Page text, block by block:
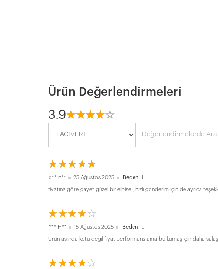
Ürün Değerlendirmeleri
3.9☆☆☆☆☆
★★★★★
☆☆☆☆☆
★★★★★
d** n** 25 Ağustos 2025 Beden: L
fiyatına göre gayet güzel bir elbise , hızlı gönderim için de ayrıca
☆☆☆☆☆
★★★★★
Y** H** 15 Ağustos 2025 Beden: L
Ürün aslında kötü değil fiyat performans ama bu kumaş için daha
☆☆☆☆☆
★★★★★